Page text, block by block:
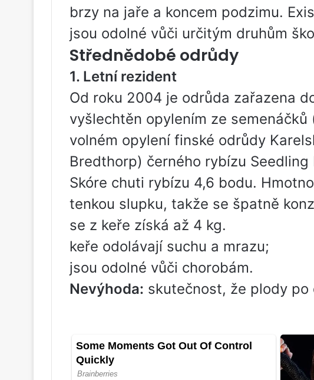
brzy na jaře a koncem podzimu.
jsou odolné vůči určitým druhům
Střednědobé odrůdy
1. Letní rezident
Od roku 2004 je odrůda zařazena
vyšlechtěn opylením ze
volném opylení finské odrůdy
Bredthorp) černého rybízu Seedling
Skóre chuti rybízu 4,6 bodu.
tenkou slupku, takže se špatně
se z keře získá až 4 kg.
keře odolávají suchu a mrazu;
jsou odolné vůči chorobám.
Nevýhoda: skutečnost, že plody